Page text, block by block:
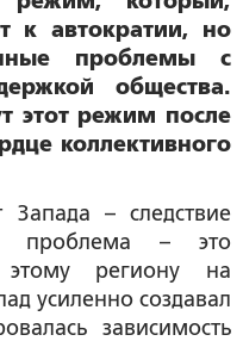
к автократии, но
проблемы с
общества.
этот режим после
коллективного
– следствие
проблема – это
региону на
усиленно создавал
зависимость